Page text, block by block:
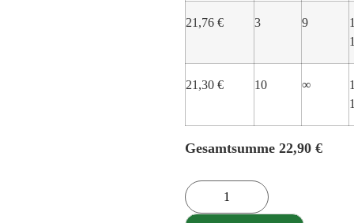
21,76 € 3 9
21,30 € 10 ∞
Gesamtsumme 22,90 €